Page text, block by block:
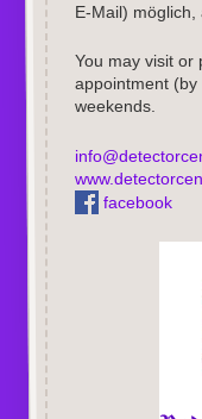
E-Mail) möglich,
You may visit or
appointment
weekends.
facebook